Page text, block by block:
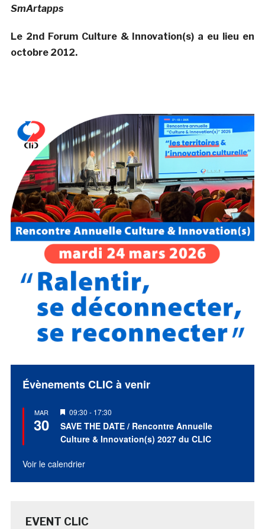
SmArtapps
Le 2nd Forum Culture & Innovation(s) a eu lieu en
octobre 2012.
Évènements CLIC à venir
MAR
30
Mis
en
avant
09:30 - 17:30
SAVE THE DATE / Rencontre Annuelle
Culture & Innovation(s) 2027 du CLIC
Voir le calendrier
EVENT CLIC